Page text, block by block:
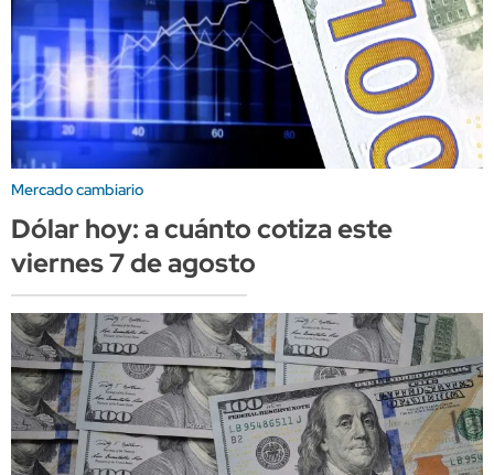
Mercado cambiario
Dólar hoy: a cuánto cotiza este
viernes 7 de agosto